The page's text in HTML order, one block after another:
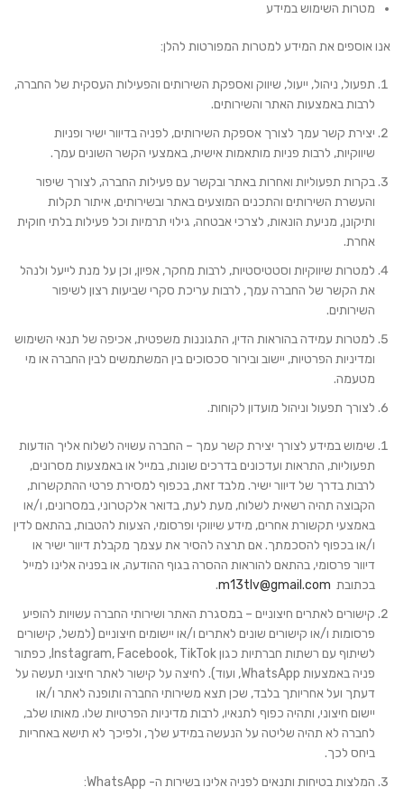
מטרות השימוש במידע
אנו אוספים את המידע למטרות המפורטות להלן:
תפעול, ניהול, ייעול, שיווק ואספקת השירותים והפעילות העסקית של החברה,
לרבות באמצעות האתר והשירותים.
יצירת קשר עמך לצורך אספקת השירותים, לפניה בדיוור ישיר ופניות
שיווקיות, לרבות פניות מותאמות אישית, באמצעי הקשר השונים עמך.
בקרות תפעוליות ואחרות באתר ובקשר עם פעילות החברה, לצורך שיפור
והעשרת השירותים והתכנים המוצעים באתר ובשירותים, איתור תקלות
ותיקונן, מניעת הונאות, לצרכי אבטחה, גילוי תרמיות וכל פעילות בלתי חוקית
אחרת.
למטרות שיווקיות וסטטיסטיות, לרבות מחקר, אפיון, וכן על מנת לייעל ולנהל
את הקשר של החברה עמך, לרבות עריכת סקרי שביעות רצון לשיפור
השירותים.
למטרות עמידה בהוראות הדין, התגוננות משפטית, אכיפה של תנאי השימוש
ומדיניות הפרטיות, יישוב ובירור סכסוכים בין המשתמשים לבין החברה או מי
מטעמה.
לצורך תפעול וניהול מועדון לקוחות.
שימוש במידע לצורך יצירת קשר עמך – החברה עשויה לשלוח אליך הודעות
תפעוליות, התראות ועדכונים בדרכים שונות, במייל או באמצעות מסרונים,
לרבות בדרך של דיוור ישיר. מלבד זאת, בכפוף למסירת פרטי ההתקשרות,
הקבוצה תהיה רשאית לשלוח, מעת לעת, בדואר אלקטרוני, במסרונים, ו/או
באמצעי תקשורת אחרים, מידע שיווקי ופרסומי, הצעות להטבות, בהתאם לדין
ו/או בכפוף להסכמתך. אם תרצה להסיר את עצמך מקבלת דיוור ישיר או
דיוור פרסומי, בהתאם להוראות ההסרה בגוף ההודעה, או בפניה אלינו למייל
בכתובת m13tlv@gmail.com
.
קישורים לאתרים חיצוניים – במסגרת האתר ושירותי החברה עשויות להופיע
פרסומות ו/או קישורים שונים לאתרים ו/או יישומים חיצוניים (למשל, קישורים
לשיתוף עם רשתות חברתיות כגון Instagram, Facebook, TikTok, כפתור
פניה באמצעות WhatsApp, ועוד). לחיצה על קישור לאתר חיצוני תעשה על
דעתך ועל אחריותך בלבד, שכן תצא משירותי החברה ותופנה לאתר ו/או
יישום חיצוני, ותהיה כפוף לתנאיו, לרבות מדיניות הפרטיות שלו. מאותו שלב,
לחברה לא תהיה שליטה על הנעשה במידע שלך, ולפיכך לא תישא באחריות
ביחס לכך.
המלצות בטיחות ותנאים לפניה אלינו בשירות ה- WhatsApp
: